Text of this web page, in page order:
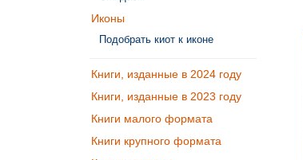
Иконы
Подобрать киот к иконе
Книги, изданные в 2024 году
Книги, изданные в 2023 году
Книги малого формата
Книги крупного формата